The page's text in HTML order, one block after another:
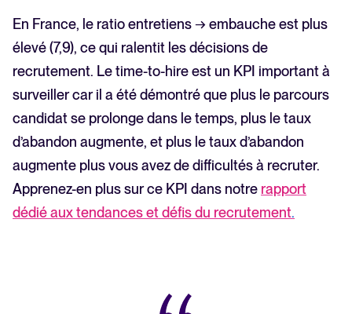
En France, le ratio entretiens → embauche est plus
élevé (7,9), ce qui ralentit les décisions de
recrutement. Le time-to-hire est un KPI important à
surveiller car il a été démontré que plus le parcours
candidat se prolonge dans le temps, plus le taux
d’abandon augmente, et plus le taux d’abandon
augmente plus vous avez de difficultés à recruter.
Apprenez-en plus sur ce KPI dans notre rapport
dédié aux tendances et défis du recrutement.